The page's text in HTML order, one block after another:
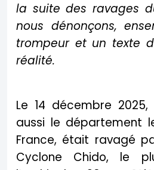
la suite des ravages
nous dénonçons,
trompeur et un texte
réalité.
Le 14 décembre
aussi le département
France, était ravagé
Cyclone Chido, le